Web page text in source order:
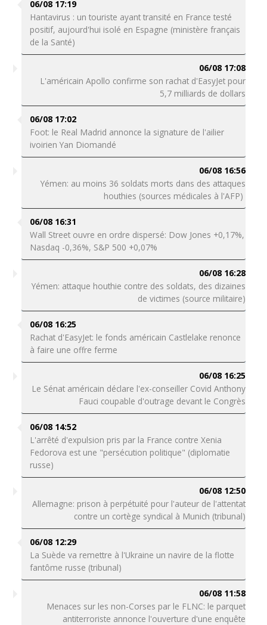
06/08 17:19
Hantavirus : un touriste ayant transité en France testé
positif, aujourd'hui isolé en Espagne (ministère français
de la Santé)
06/08 17:08
L'américain Apollo confirme son rachat d'EasyJet pour
5,7 milliards de dollars
06/08 17:02
Foot: le Real Madrid annonce la signature de l'ailier
ivoirien Yan Diomandé
06/08 16:56
Yémen: au moins 36 soldats morts dans des attaques
houthies (sources médicales à l'AFP)
06/08 16:31
Wall Street ouvre en ordre dispersé: Dow Jones +0,17%,
Nasdaq -0,36%, S&P 500 +0,07%
06/08 16:28
Yémen: attaque houthie contre des soldats, des dizaines
de victimes (source militaire)
06/08 16:25
Rachat d'EasyJet: le fonds américain Castlelake renonce
à faire une offre ferme
06/08 16:25
Le Sénat américain déclare l'ex-conseiller Covid Anthony
Fauci coupable d'outrage devant le Congrès
06/08 14:52
L'arrêté d'expulsion pris par la France contre Xenia
Fedorova est une "persécution politique" (diplomatie
russe)
06/08 12:50
Allemagne: prison à perpétuité pour l'auteur de l'attentat
contre un cortège syndical à Munich (tribunal)
06/08 12:29
La Suède va remettre à l'Ukraine un navire de la flotte
fantôme russe (tribunal)
06/08 11:58
Menaces sur les non-Corses par le FLNC: le parquet
antiterroriste annonce l'ouverture d'une enquête